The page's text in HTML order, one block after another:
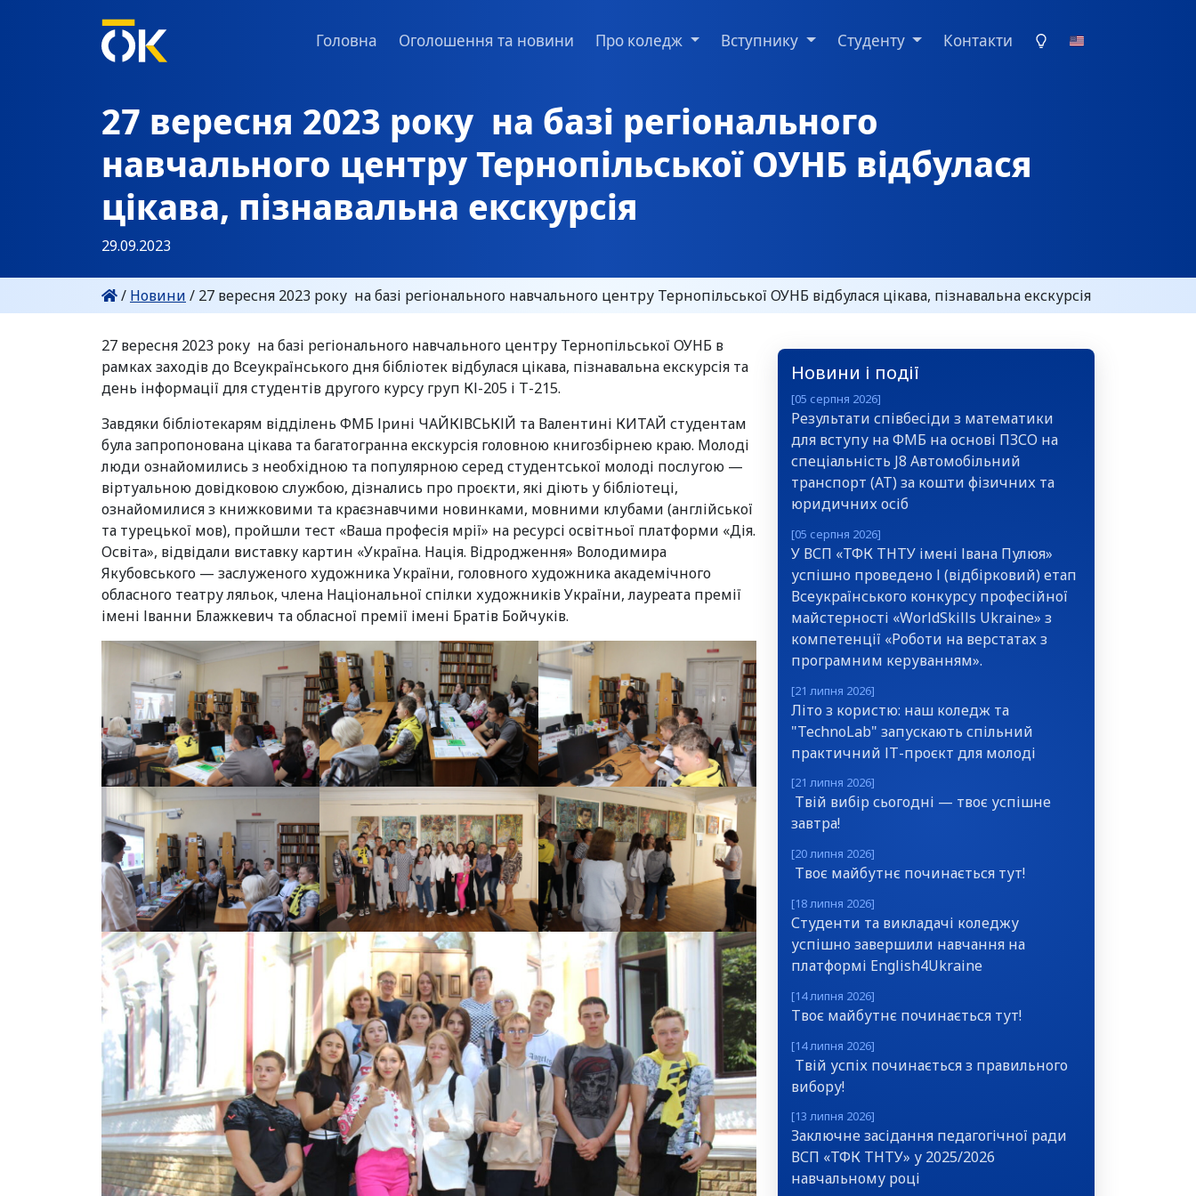
Головна Оголошення та новини Про коледж Вступнику Студенту Контакти
27 вересня 2023 року на базі регіонального
навчального центру Тернопільської ОУНБ відбулася
цікава, пізнавальна екскурсія
29.09.2023
/ Новини / 27 вересня 2023 року на базі регіонального навчального центру Тернопільської ОУНБ відбулася цікава, пізнавальна екскурсія
27 вересня 2023 року на базі регіонального навчального центру Тернопільської ОУНБ в
рамках заходів до Всеукраїнського дня бібліотек відбулася цікава, пізнавальна екскурсія та
день інформації для студентів другого курсу груп КІ-205 і Т-215.
Завдяки бібліотекарям відділень ФМБ Ірині ЧАЙКІВСЬКІЙ та Валентині КИТАЙ студентам
була запропонована цікава та багатогранна екскурсія головною книгозбірнею краю. Молоді
люди ознайомились з необхідною та популярною серед студентської молоді послугою —
віртуальною довідковою службою, дізнались про проєкти, які діють у бібліотеці,
ознайомилися з книжковими та краєзнавчими новинками, мовними клубами (англійської
та турецької мов), пройшли тест «Ваша професія мрії» на ресурсі освітньої платформи «Дія.
Освіта», відвідали виставку картин «Україна. Нація. Відродження» Володимира
Якубовського — заслуженого художника України, головного художника академічного
обласного театру ляльок, члена Національної спілки художників України, лауреата премії
імені Іванни Блажкевич та обласної премії імені Братів Бойчуків.
Новини і події
[05 серпня 2026]
Результати співбесіди з математики
для вступу на ФМБ на основі ПЗСО на
спеціальність J8 Автомобільний
транспорт (АТ) за кошти фізичних та
юридичних осіб
[05 серпня 2026]
У ВСП «ТФК ТНТУ імені Івана Пулюя»
успішно проведено І (відбірковий) етап
Всеукраїнського конкурсу професійної
майстерності «WorldSkills Ukraine» з
компетенції «Роботи на верстатах з
програмним керуванням».
[21 липня 2026]
Літо з користю: наш коледж та
"TechnoLab" запускають спільний
практичний ІТ-проєкт для молоді
[21 липня 2026]
Твій вибір сьогодні — твоє успішне
завтра!
[20 липня 2026]
Твоє майбутнє починається тут!
[18 липня 2026]
Студенти та викладачі коледжу
успішно завершили навчання на
платформі English4Ukraine
[14 липня 2026]
Твоє майбутнє починається тут!
[14 липня 2026]
Твій успіх починається з правильного
вибору!
[13 липня 2026]
Заключне засідання педагогічної ради
ВСП «ТФК ТНТУ» у 2025/2026
навчальному році